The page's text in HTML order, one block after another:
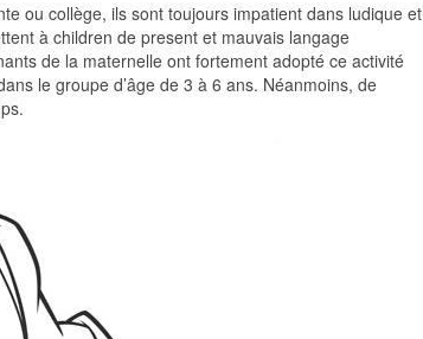
ou collège, ils sont toujours impatient dans ludique et
à children de present et mauvais langage
de la maternelle ont fortement adopté ce activité
le groupe d’âge de 3 à 6 ans. Néanmoins, de